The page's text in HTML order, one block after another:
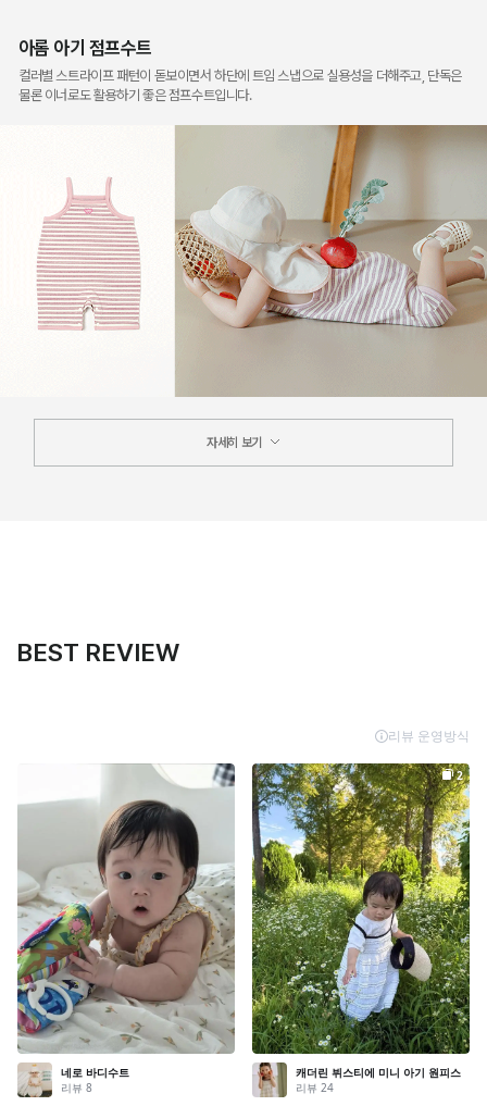
아롬 아기 점프수트
컬러별 스트라이프 패턴이 돋보이면서 하단에 트임 스냅으로 실용성을 더해주고, 단독은
물론 이너로도 활용하기 좋은 점프수트입니다.
자세히 보기
BEST REVIEW